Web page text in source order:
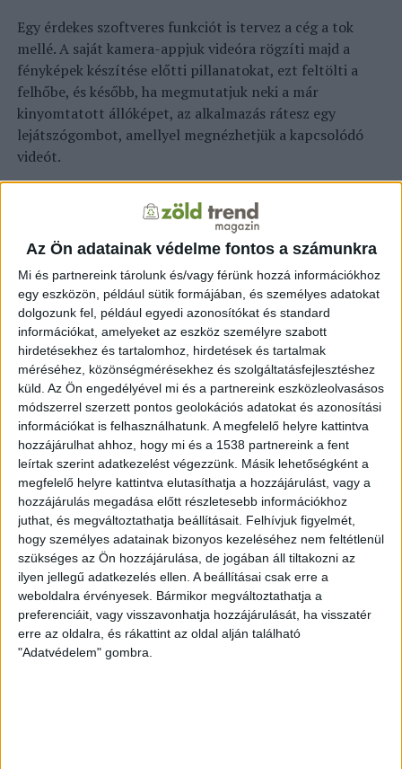
Az Ön adatainak védelme fontos a számunkra
Mi és partnereink tárolunk és/vagy férünk hozzá információkhoz
egy eszközön, például sütik formájában, és személyes adatokat
dolgozunk fel, például egyedi azonosítókat és standard
információkat, amelyeket az eszköz személyre szabott
hirdetésekhez és tartalomhoz, hirdetések és tartalmak
méréséhez, közönségmérésekhez és szolgáltatásfejlesztéshez
küld. Az Ön engedélyével mi és a partnereink eszközleolvasásos
módszerrel szerzett pontos geolokációs adatokat és azonosítási
információkat is felhasználhatunk. A megfelelő helyre kattintva
hozzájárulhat ahhoz, hogy mi és a 1538 partnereink a fent
leírtak szerint adatkezelést végezzünk. Másik lehetőségként a
megfelelő helyre kattintva elutasíthatja a hozzájárulást, vagy a
hozzájárulás megadása előtt részletesebb információkhoz
juthat, és megváltoztathatja beállításait. Felhívjuk figyelmét,
hogy személyes adatainak bizonyos kezeléséhez nem feltétlenül
szükséges az Ön hozzájárulása, de jogában áll tiltakozni az
ilyen jellegű adatkezelés ellen. A beállításai csak erre a
weboldalra érvényesek. Bármikor megváltoztathatja a
preferenciáit, vagy visszavonhatja hozzájárulását, ha visszatér
erre az oldalra, és rákattint az oldal alján található
"Adatvédelem" gombra.
Egy érdekes szoftveres funkciót is tervez a cég a tok
mellé. A saját kamera-appjuk videóra rögzíti majd a
fényképek készítése előtti pillanatokat, ezt feltölti a
felhőbe, és később, ha megmutatjuk neki a már
kinyomtatott állóképet, az alkalmazás rátesz egy
lejátszógombot, amellyel megnézhetjük a kapcsolódó
videót.
KAPCSOLÓDÓ TARTALOM: CLÉMENT PERROT
NYOMTATÁS
PRYNT
STARTUP